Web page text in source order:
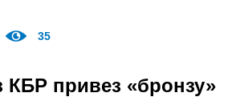
35
КБР привез «бронзу»